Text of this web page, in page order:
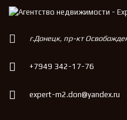
г.Донецк, пр-кт
+7949 342-17-76
expert-m2.don@yandex.ru